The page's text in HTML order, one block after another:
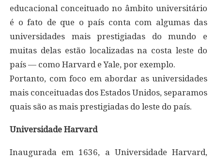
educacional conceituado no âmbito universitário
é o fato de que o país conta com algumas das
universidades mais prestigiadas do mundo e
muitas delas estão localizadas na costa leste do
país — como Harvard e Yale, por exemplo.
Portanto, com foco em abordar as universidades
mais conceituadas dos Estados Unidos, separamos
quais são as mais prestigiadas do leste do país.
Universidade Harvard
Inaugurada em 1636, a Universidade Harvard,